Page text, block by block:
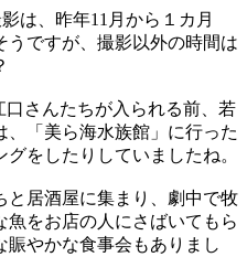
は、昨年11月から１カ月
うですが、撮影以外の時間は
さんたちが入られる前、若
「美ら海水族館」に行った
をしたりしていましたね。
と居酒屋に集まり、劇中で牧
をお店の人にさばいてもら
賑やかな食事会もありまし